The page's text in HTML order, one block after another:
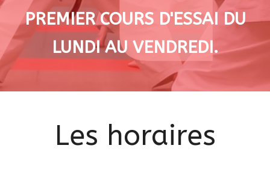
PREMIER COURS D'ESSAI DU
LUNDI AU VENDREDI.
Les horaires